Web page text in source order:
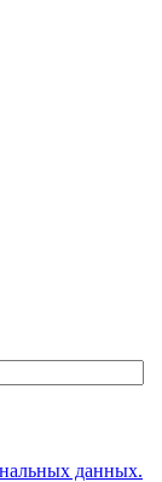
данных.